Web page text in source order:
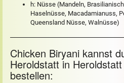
h: Nüsse (Mandeln,
Haselnüsse, Macadamianuss,
Queensland Nüsse, Walnüsse)
Chicken Biryani kannst
Heroldstatt in
bestellen: